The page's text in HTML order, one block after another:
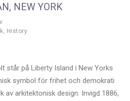
NEW YORK
History
står på Liberty Island i New Yorks
symbol för frihet och demokrati
av arkitektonisk design. Invigd 1886,